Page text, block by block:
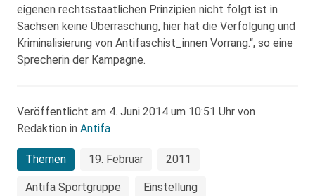
eigenen rechtsstaatlichen Prinzipien nicht folgt ist in
Sachsen keine Überraschung, hier hat die Verfolgung und
Kriminalisierung von Antifaschist_innen Vorrang.“, so eine
Sprecherin der Kampagne.
Veröffentlicht am 4. Juni 2014 um 10:51 Uhr von
Redaktion in Antifa
Themen 19. Februar 2011
Antifa Sportgruppe Einstellung